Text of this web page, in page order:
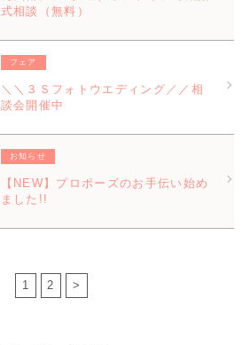
式相談（無料）
フェア
＼＼３Ｓフォトウエディング／／相
談会開催中
お知らせ
【NEW】プロポーズのお手伝い始め
ました!!
1 2 >